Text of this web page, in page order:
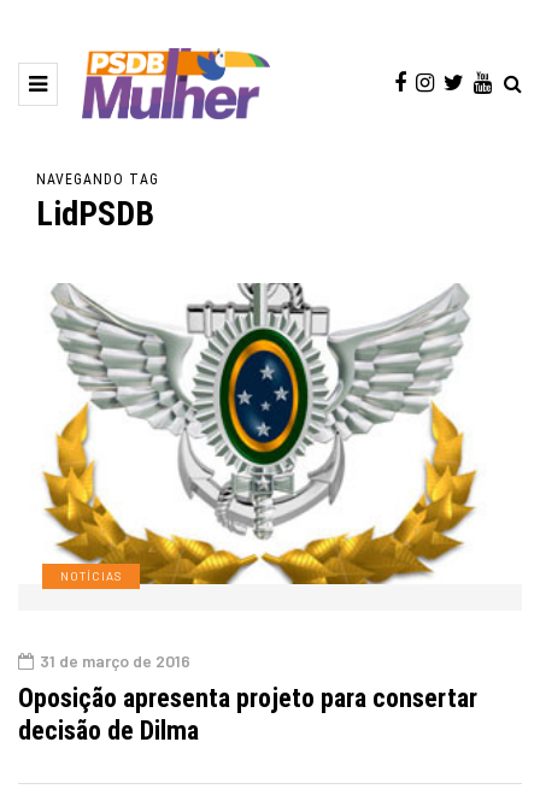
NAVEGANDO TAG
LidPSDB
NOTÍCIAS
31 de março de 2016
Oposição apresenta projeto para consertar
decisão de Dilma